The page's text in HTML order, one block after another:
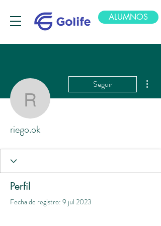
ALUMNOS
riego.ok
Seguir
riego.ok
Perfil
Fecha de registro: 9 jul 2023